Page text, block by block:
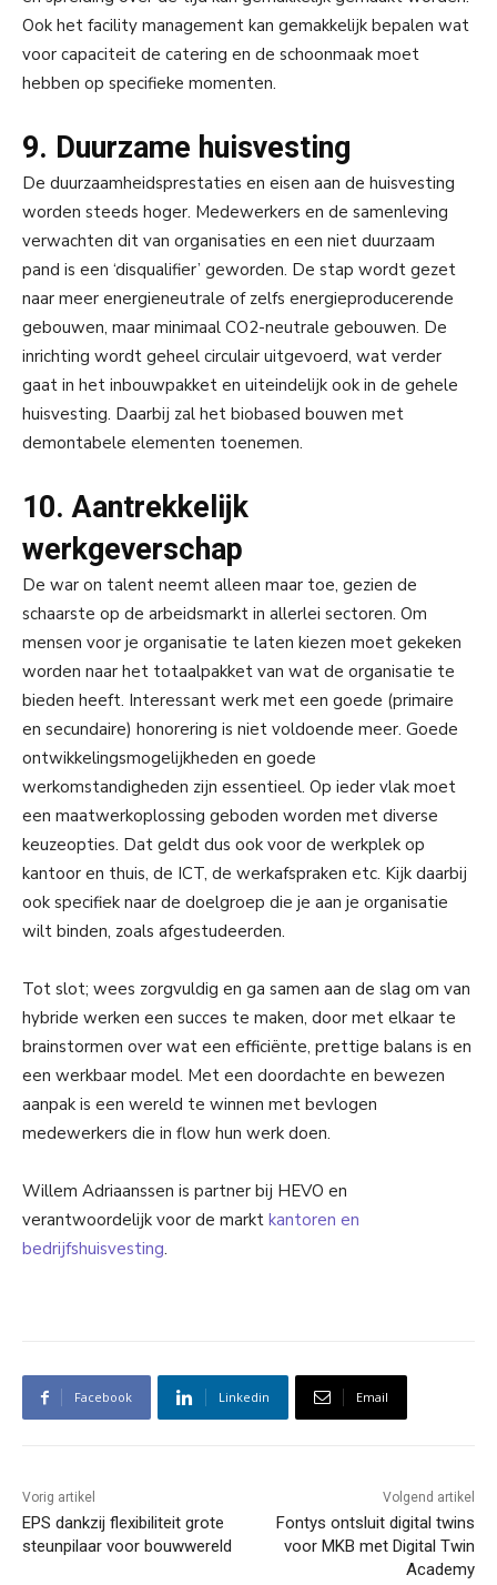
Ook het facility management kan gemakkelijk bepalen wat
voor capaciteit de catering en de schoonmaak moet
hebben op specifieke momenten.
9. Duurzame huisvesting
De duurzaamheidsprestaties en eisen aan de huisvesting
worden steeds hoger. Medewerkers en de samenleving
verwachten dit van organisaties en een niet duurzaam
pand is een ‘disqualifier’ geworden. De stap wordt gezet
naar meer energieneutrale of zelfs energieproducerende
gebouwen, maar minimaal CO2-neutrale gebouwen. De
inrichting wordt geheel circulair uitgevoerd, wat verder
gaat in het inbouwpakket en uiteindelijk ook in de gehele
huisvesting. Daarbij zal het biobased bouwen met
demontabele elementen toenemen.
10. Aantrekkelijk
werkgeverschap
De war on talent neemt alleen maar toe, gezien de
schaarste op de arbeidsmarkt in allerlei sectoren. Om
mensen voor je organisatie te laten kiezen moet gekeken
worden naar het totaalpakket van wat de organisatie te
bieden heeft. Interessant werk met een goede (primaire
en secundaire) honorering is niet voldoende meer. Goede
ontwikkelingsmogelijkheden en goede
werkomstandigheden zijn essentieel. Op ieder vlak moet
een maatwerkoplossing geboden worden met diverse
keuzeopties. Dat geldt dus ook voor de werkplek op
kantoor en thuis, de ICT, de werkafspraken etc. Kijk daarbij
ook specifiek naar de doelgroep die je aan je organisatie
wilt binden, zoals afgestudeerden.
Tot slot; wees zorgvuldig en ga samen aan de slag om van
hybride werken een succes te maken, door met elkaar te
brainstormen over wat een efficiënte, prettige balans is en
een werkbaar model. Met een doordachte en bewezen
aanpak is een wereld te winnen met bevlogen
medewerkers die in flow hun werk doen.
Willem Adriaanssen is partner bij HEVO en
verantwoordelijk voor de markt kantoren en
bedrijfshuisvesting.
Facebook Linkedin Email
Vorig artikel
EPS dankzij flexibiliteit grote
steunpilaar voor bouwwereld
Volgend artikel
Fontys ontsluit digital twins
voor MKB met Digital Twin
Academy